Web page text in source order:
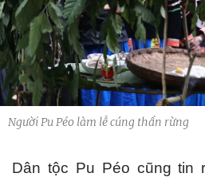
Người Pu Péo làm lễ cúng thần rừng
Dân tộc Pu Péo cũng tin